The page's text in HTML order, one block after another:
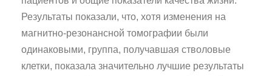
Результаты показали, что, хотя изменения на
магнитно-резонансной томографии были
одинаковыми, группа, получавшая стволовые
клетки, показала значительно лучшие результаты